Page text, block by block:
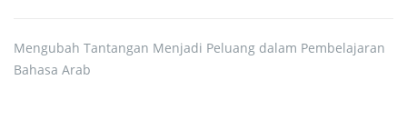
Mengubah Tantangan Menjadi Peluang dalam Pembelajaran
Bahasa Arab